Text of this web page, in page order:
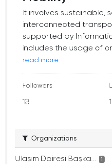
It involves sustainable,
interconnected
supported by
includes the usage of
read more
Followers
13 1
Organizations
Ulaşım Dairesi Başka... 1